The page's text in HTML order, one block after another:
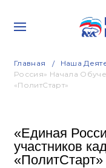
Главная Наша
Россия» Начала
«ПолитСтарт»
«Единая
участников
«ПолитСтарт»